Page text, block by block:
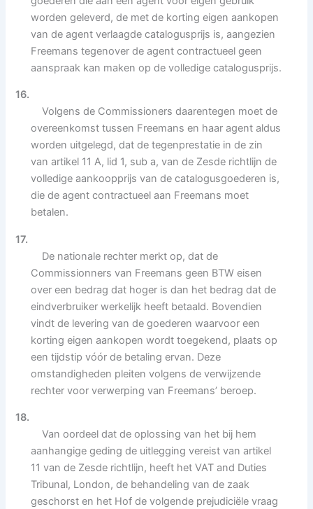
worden geleverd, de met de korting eigen aankopen
van de agent verlaagde catalogusprijs is, aangezien
Freemans tegenover de agent contractueel geen
aanspraak kan maken op de volledige catalogusprijs.
16.
Volgens de Commissioners daarentegen moet de
overeenkomst tussen Freemans en haar agent aldus
worden uitgelegd, dat de tegenprestatie in de zin
van artikel 11 A, lid 1, sub a, van de Zesde richtlijn de
volledige aankoopprijs van de catalogusgoederen is,
die de agent contractueel aan Freemans moet
betalen.
17.
De nationale rechter merkt op, dat de
Commissionners van Freemans geen BTW eisen
over een bedrag dat hoger is dan het bedrag dat de
eindverbruiker werkelijk heeft betaald. Bovendien
vindt de levering van de goederen waarvoor een
korting eigen aankopen wordt toegekend, plaats op
een tijdstip vóór de betaling ervan. Deze
omstandigheden pleiten volgens de verwijzende
rechter voor verwerping van Freemans’ beroep.
18.
Van oordeel dat de oplossing van het bij hem
aanhangige geding de uitlegging vereist van artikel
11 van de Zesde richtlijn, heeft het VAT and Duties
Tribunal, London, de behandeling van de zaak
geschorst en het Hof de volgende prejudiciële vraag